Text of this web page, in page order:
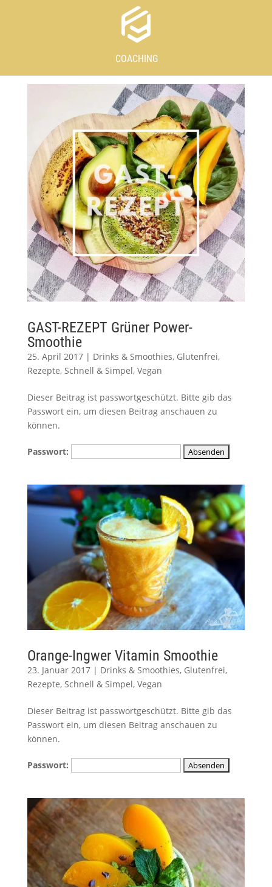
COACHING
GAST-REZEPT Grüner Power-
Smoothie
25. April 2017| Drinks & Smoothies, Glutenfrei,
Rezepte, Schnell & Simpel, Vegan
Dieser Beitrag ist passwortgeschützt. Bitte gib das
Passwort ein, um diesen Beitrag anschauen zu
können.
Passwort:
Orange-Ingwer Vitamin Smoothie
23. Januar 2017| Drinks & Smoothies, Glutenfrei,
Rezepte, Schnell & Simpel, Vegan
Dieser Beitrag ist passwortgeschützt. Bitte gib das
Passwort ein, um diesen Beitrag anschauen zu
können.
Passwort: